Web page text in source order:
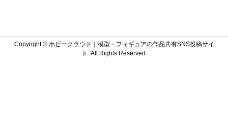
Copyright ©ホビークラウド｜模型・フィギュアの作品共有SNS投稿サイ
ト. All Rights Reserved.